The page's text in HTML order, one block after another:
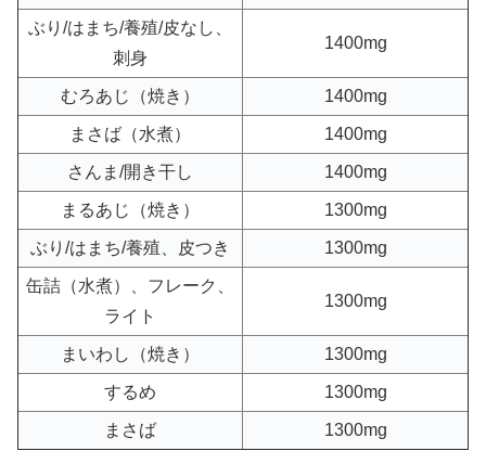
ぶり/はまち/養殖/皮なし、
刺身
1400mg
むろあじ（焼き） 1400mg
まさば（水煮） 1400mg
さんま/開き干し 1400mg
まるあじ（焼き） 1300mg
ぶり/はまち/養殖、皮つき 1300mg
缶詰（水煮）、フレーク、
ライト
1300mg
まいわし（焼き） 1300mg
するめ 1300mg
まさば 1300mg